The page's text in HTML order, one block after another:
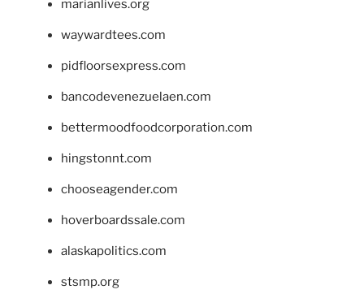
marianlives.org
waywardtees.com
pidfloorsexpress.com
bancodevenezuelaen.com
bettermoodfoodcorporation.com
hingstonnt.com
chooseagender.com
hoverboardssale.com
alaskapolitics.com
stsmp.org